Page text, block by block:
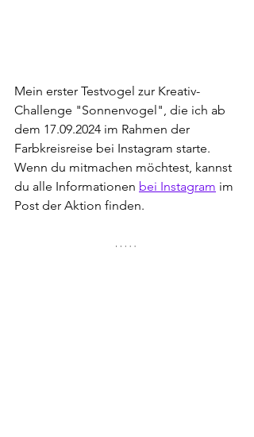
Mein erster Testvogel zur Kreativ-
Challenge "Sonnenvogel", die ich ab
dem 17.09.2024 im Rahmen der
Farbkreisreise bei Instagram starte.
Wenn du mitmachen möchtest, kannst
du alle Informationen bei Instagram im
Post der Aktion finden.